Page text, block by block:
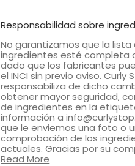
Responsabilidad sobre
No garantizamos que la lista
ingredientes esté completa
dado que los fabricantes
el INCI sin previo aviso. Curly
responsabiliza de dicho
obtener mayor seguridad,
de ingredientes en la
información a
que le enviemos una foto o
comprobación de los
actuales. Gracias por su
Read More